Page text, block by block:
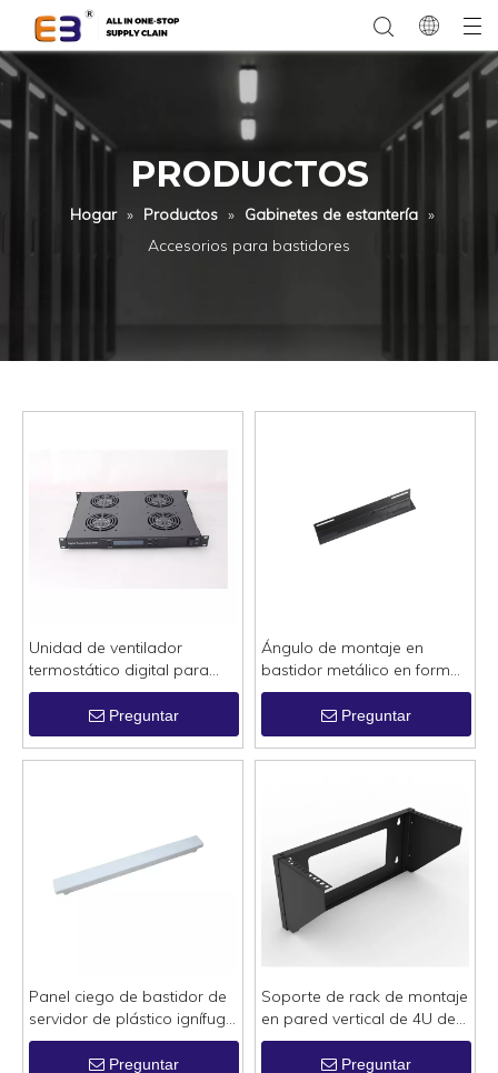
PRODUCTOS
Hogar » Productos » Gabinetes de estantería »
Accesorios para bastidores
Unidad de ventilador
termostático digital para
montaje en bastidor de 1U y
19 pulgadas con 2/4/6/8
ventiladores
Preguntar
Ángulo de montaje en
bastidor metálico en forma
de L de 19 pulgadas para
equipos no estándar
Preguntar
Panel ciego de bastidor de
servidor de plástico ignífugo
sin herramientas de 19
pulgadas
Preguntar
Soporte de rack de montaje
en pared vertical de 4U de
19 pulgadas para
interruptor de red y panel
Preguntar